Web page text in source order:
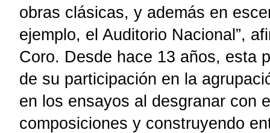
obras clásicas, y además en
ejemplo, el Auditorio Nacional”,
Coro. Desde hace 13 años, esta
de su participación en la
en los ensayos al desgranar con
composiciones y construyendo